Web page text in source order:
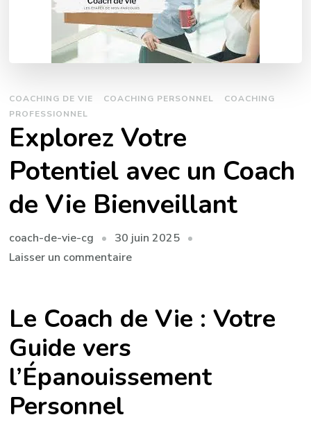
COACHING DE VIE COACHING PERSONNEL
COACHING
PROFESSIONNEL
Explorez Votre
Potentiel avec un Coach
de Vie Bienveillant
coach-de-vie-cg
30 juin 2025
Laisser un commentairesur
Potentiel
avec
Coach
de
Le Coach de Vie : Votre
Guide vers
l’Épanouissement
Personnel